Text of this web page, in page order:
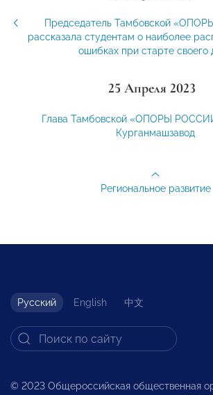
Председатель Тамбовской
рассказала студентам о наиболее
ошибках при старте своего
25 Апреля 2023
Глава Тамбовской «ОПОРЫ
Курганмашзавод
Региональное развитие
Русский English 中文
© 2023 Общероссийская общественная